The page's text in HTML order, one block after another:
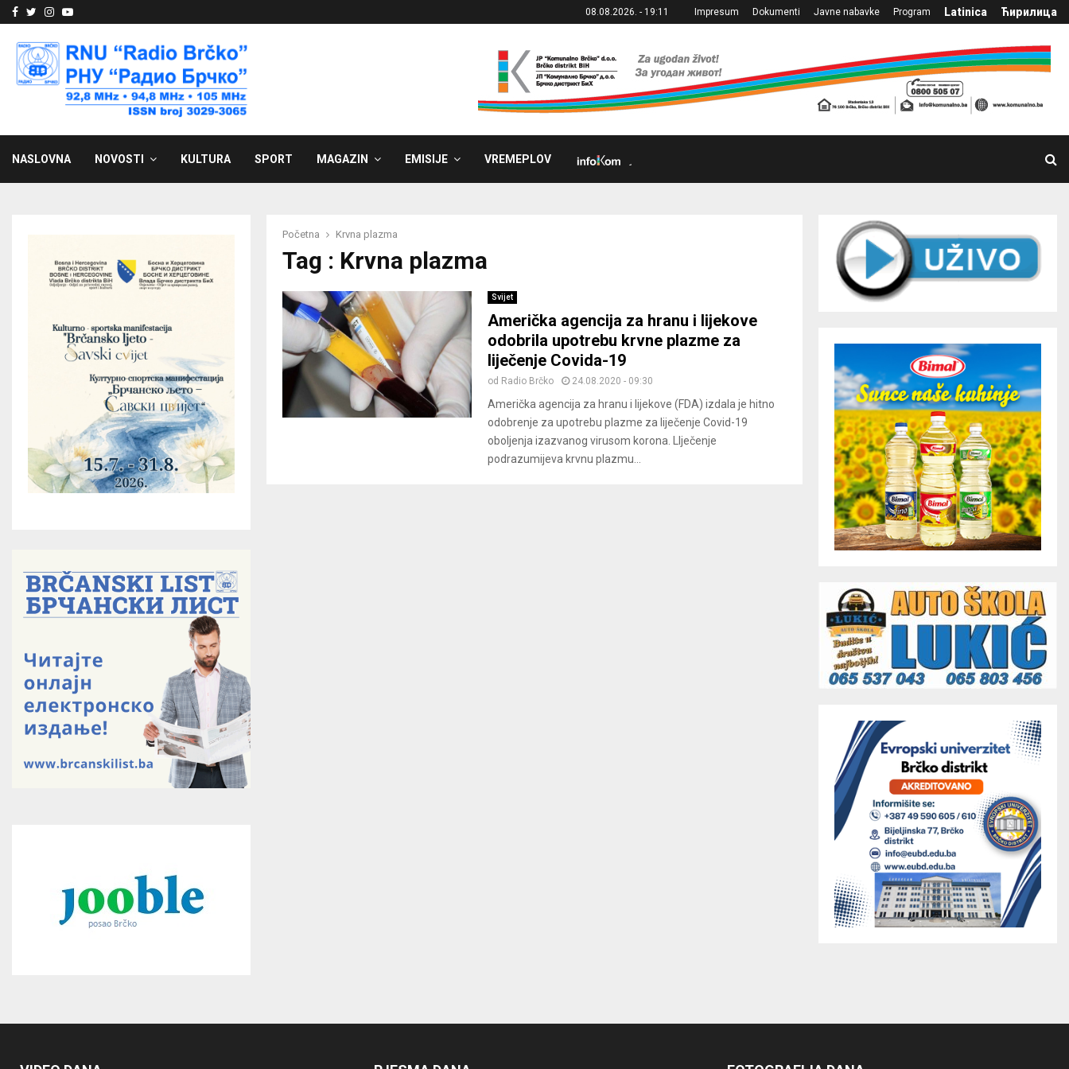
Facebook
Twitter
Instagram
Youtube 08.08.2026. - 19:11 Impresum Dokumenti Javne nabavke Program Latinica Ћирилица
NASLOVNA NOVOSTI KULTURA SPORT MAGAZIN EMISIJE VREMEPLOV
Početna Krvna plazma
Tag : Krvna plazma
Svijet
Američka agencija za hranu i lijekove
odobrila upotrebu krvne plazme za
liječenje Covida-19
od Radio Brčko 24.08.2020 - 09:30
Američka agencija za hranu i lijekove (FDA) izdala je hitno
odobrenje za upotrebu plazme za liječenje Covid-19
oboljenja izazvanog virusom korona. LIječenje
podrazumijeva krvnu plazmu...